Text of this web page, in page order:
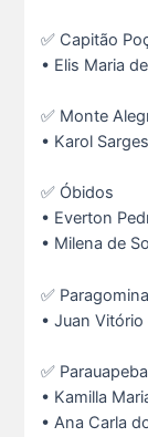
✅ Capitão
• Elis Maria
✅ Monte
• Karol
✅ Óbidos
• Everton
• Milena de
✅
• Juan
✅
• Kamilla
• Ana Carla